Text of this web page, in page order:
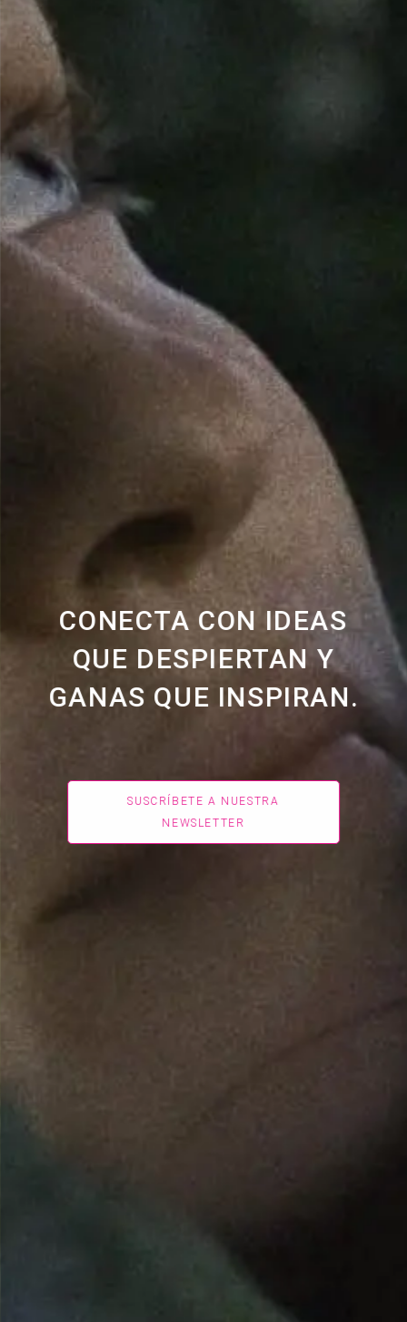
CON IDEAS
DESPIERTAN Y
QUE INSPIRAN.
SUSCRÍBETE A NUESTRA